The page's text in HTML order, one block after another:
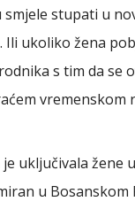
stupati u
ukoliko žena
s tim da se
vremenskom
uključivala žene
u Bosanskom